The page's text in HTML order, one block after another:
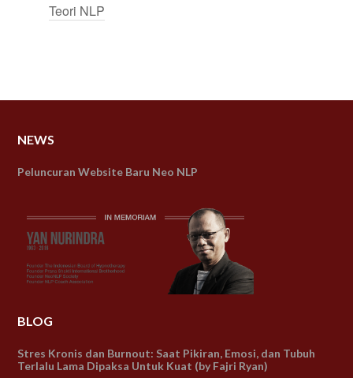
Teori NLP
NEWS
Peluncuran Website Baru Neo NLP
BLOG
Stres Kronis dan Burnout: Saat Pikiran, Emosi, dan Tubuh
Terlalu Lama Dipaksa Untuk Kuat (by Fajri Ryan)